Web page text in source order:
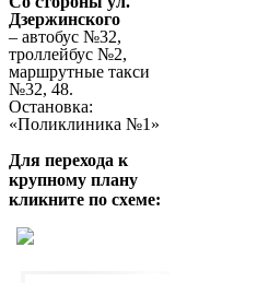
Дзержинского
– автобус №32,
троллейбус №2,
маршрутные такси
№32, 48.
Остановка:
«Поликлиника №1»
Для перехода к
крупному плану
кликните по схеме: